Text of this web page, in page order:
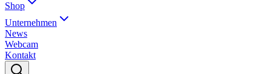
Shop
Unternehmen
News
Webcam
Kontakt